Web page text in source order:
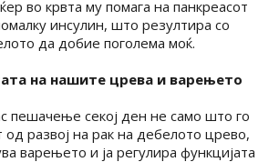
во крвта му помага на панкреасот
инсулин, што резултира со
да добие поголема моќ.
на нашите црева и варењето
пешачење секој ден не само што го
од развој на рак на дебелото црево,
варењето и ја регулира функцијата